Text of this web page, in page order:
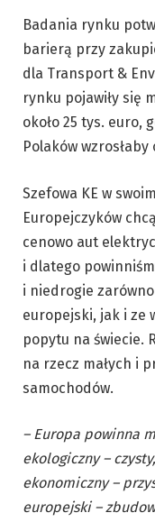
Badania rynku
barierą przy
dla Transport &
rynku pojawiły się
około 25 tys. euro,
Polaków wzrosłaby
Szefowa KE w
Europejczyków
cenowo aut
i dlatego
i niedrogie
europejski, jak i ze
popytu na świecie.
na rzecz małych i
samochodów.
– Europa powinna
ekologiczny –
ekonomiczny –
europejski –